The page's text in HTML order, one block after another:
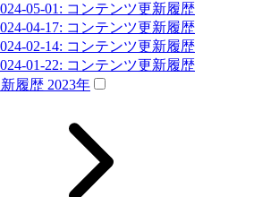
05-01: コンテンツ更新履歴
04-17: コンテンツ更新履歴
02-14: コンテンツ更新履歴
01-22: コンテンツ更新履歴
履歴 2023年